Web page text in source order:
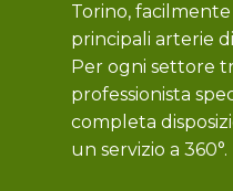
Torino,
principali arterie
Per ogni settore
professionista
completa
un servizio a 360°.